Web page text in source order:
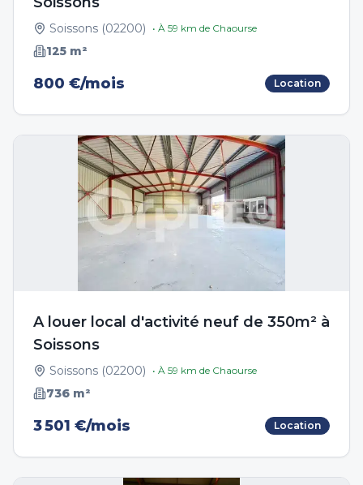
Soissons (02200) • À 59 km de Chaourse
125 m²
800 €/mois Location
A louer local d'activité neuf de 350m² à
Soissons
Soissons (02200) • À 59 km de Chaourse
736 m²
3 501 €/mois Location